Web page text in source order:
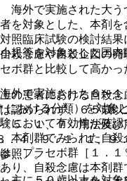
海外で実施された大う
を対象とした、本剤を
照臨床試験の検討結果
殺念慮や自殺企図の
ボ群と比較して高かっ
の患者における自殺
認められず、６５歳以
５．１、７．用法及
．４、９．１．１、９
照〕。
児等を対象とした国内
外で実施された６〜１
における分類）を対象
において有効性が確
本剤群でみられた自殺
、プラセボ群［１．１
り、自殺念慮は本剤群